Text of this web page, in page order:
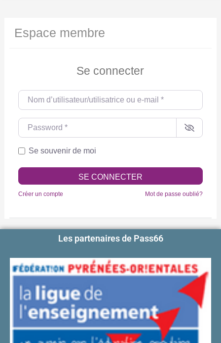
Espace membre
Se connecter
Nom d’utilisateur/utilisatrice ou e-mail
Password
Se souvenir de moi
SE CONNECTER
Créer un compte Mot de passe oublié?
Les partenaires de Pass66